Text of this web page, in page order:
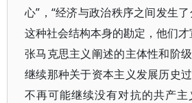
心”，“经济与政治秩序之间发生
这种社会结构本身的勘定，他们
张马克思主义阐述的主体性和阶
继续那种关于资本主义发展历史
不再可能继续没有对抗的共产